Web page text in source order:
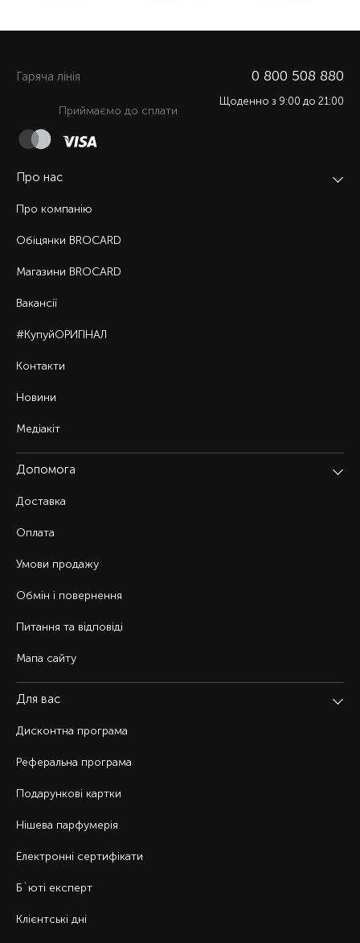
Про нас
Про компанію
Обіцянки BROCARD
Магазини BROCARD
Вакансії
#КупуйОРИГІНАЛ
Контакти
Новини
Медіакіт
Допомога
Доставка
Оплата
Умови продажу
Обмін і повернення
Питання та відповіді
Мапа сайту
Для вас
Дисконтна програма
Реферальна програма
Подарункові картки
Нішева парфумерія
Електронні сертифікати
Б`юті експерт
Клієнтські дні
Гаряча лiнiя 0 800 508 880
Щоденно з 9:00 до 21:00
Приймаємо до сплати